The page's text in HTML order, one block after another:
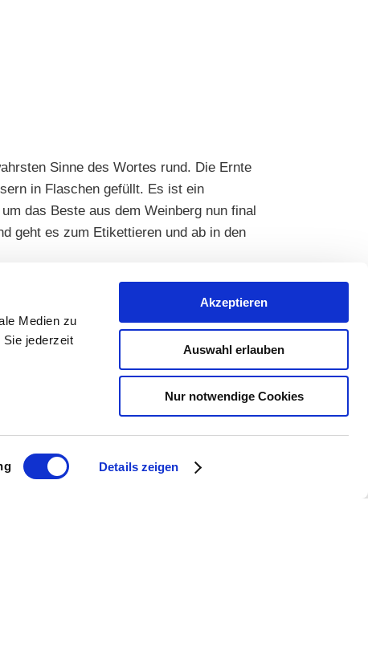
Medien zu
Sie jederzeit
Details zeigen
Akzeptieren
Auswahl erlauben
Nur notwendige Cookies
Sinne des Wortes rund. Die Ernte
in Flaschen gefüllt. Es ist ein
das Beste aus dem Weinberg nun final
geht es zum Etikettieren und ab in den
Roséweine des Jahrgangs zeigen sich
zur Erzeugung von edelsüßen
in Holzfässern oder in kleinen